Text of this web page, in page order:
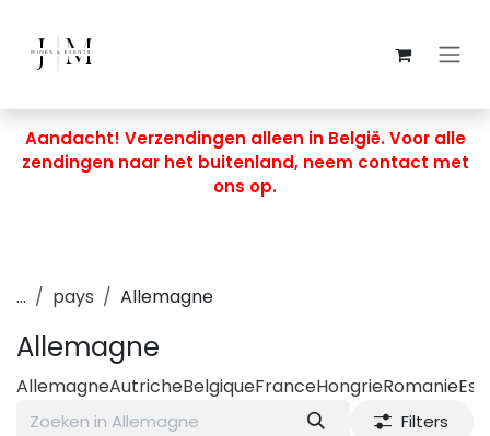
Aandacht! Verzendingen alleen in België. Voor alle
zendingen naar het buitenland, neem contact met
ons op.
... pays Allemagne
Allemagne
AllemagneAutricheBelgiqueFranceHongrieRomanie
Filters